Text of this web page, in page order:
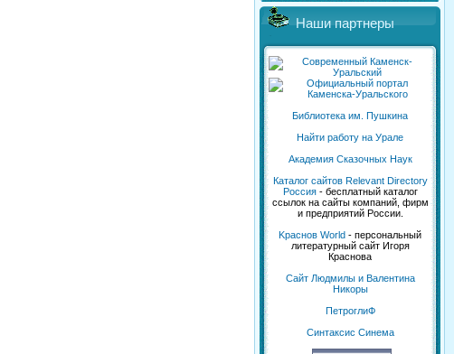
Наши партнеры
Библиотека им. Пушкина
Найти работу на Урале
Академия Сказочных Наук
Каталог сайтов Relevant Directory
Россия- бесплатный каталог
ссылок на сайты компаний, фирм
и предприятий России.
Kраснов World - персональный
литературный сайт Игоря
Краснова
Сайт Людмилы и Валентина
Никоры
ПетроглиФ
Синтаксис Синема